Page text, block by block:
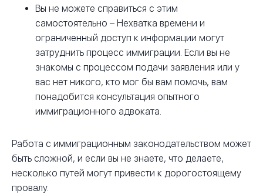
Вы не можете справиться с этим
самостоятельно – Нехватка времени и
ограниченный доступ к информации могут
затруднить процесс иммиграции. Если вы не
знакомы с процессом подачи заявления или у
вас нет никого, кто мог бы вам помочь, вам
понадобится консультация опытного
иммиграционного адвоката.
Работа с иммиграционным законодательством может
быть сложной, и если вы не знаете, что делаете,
несколько путей могут привести к дорогостоящему
провалу.